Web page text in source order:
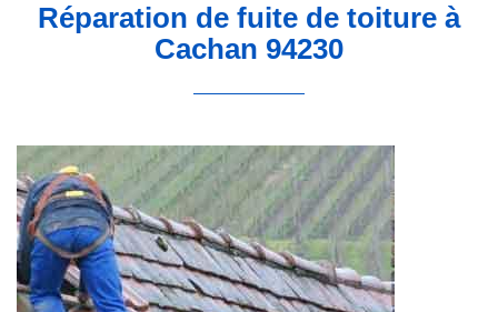
Réparation de fuite de toiture à
Cachan 94230